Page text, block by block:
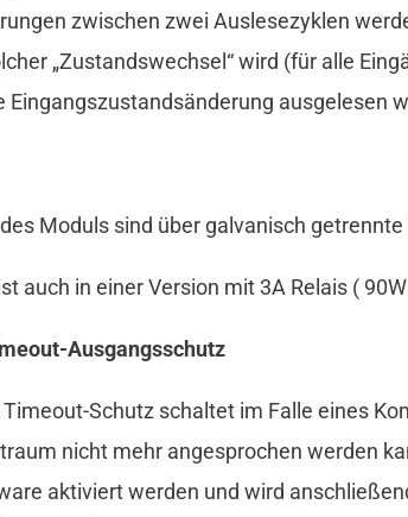
zwischen zwei Auslesezyklen
„Zustandswechsel“ wird (für alle
Eingangszustandsänderung ausgelesen
Moduls sind über galvanisch
auch in einer Version mit 3A Relais (
Ausgangsschutz
Schutz schaltet im Falle eines
nicht mehr angesprochen werden
aktiviert werden und wird